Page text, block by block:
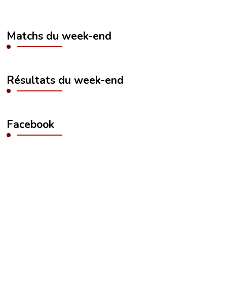
Matchs du week-end
Résultats du week-end
Facebook